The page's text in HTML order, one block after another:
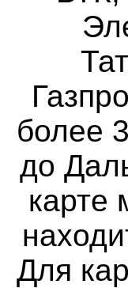
более
до
карте
Для